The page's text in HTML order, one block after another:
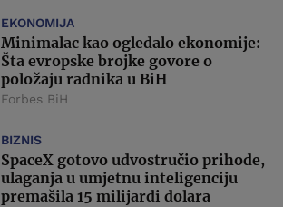
EKONOMIJA
Minimalac kao ogledalo ekonomije:
Šta evropske brojke govore o
položaju radnika u BiH
Forbes BiH
BIZNIS
SpaceX gotovo udvostručio prihode,
ulaganja u umjetnu inteligenciju
premašila 15 milijardi dolara